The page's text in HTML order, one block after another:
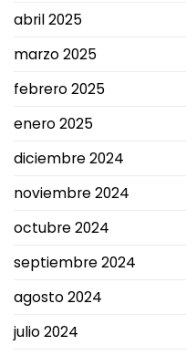
abril 2025
marzo 2025
febrero 2025
enero 2025
diciembre 2024
noviembre 2024
octubre 2024
septiembre 2024
agosto 2024
julio 2024